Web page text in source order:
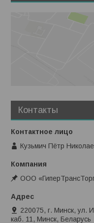
Контакты
Кузьмич Пётр
ООО
220075, г. Минск, ул.
каб. 11, Минск, Беларусь